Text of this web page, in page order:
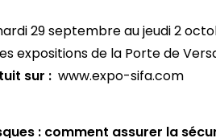
29 septembre au jeudi 2
expositions de la Porte de
sur : www.expo-sifa.com
: comment assurer la